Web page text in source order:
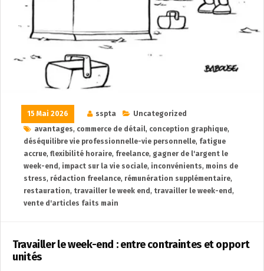
15 Mai 2026 sspta
Uncategorized
avantages, commerce de détail, conception graphique,
déséquilibre vie professionnelle-vie personnelle, fatigue
accrue, flexibilité horaire, freelance, gagner de l'argent le
week-end, impact sur la vie sociale, inconvénients, moins de
stress, rédaction freelance, rémunération supplémentaire,
restauration, travailler le week end, travailler le week-end,
vente d'articles faits main
Travailler le week-end : entre contraintes et opport
unités